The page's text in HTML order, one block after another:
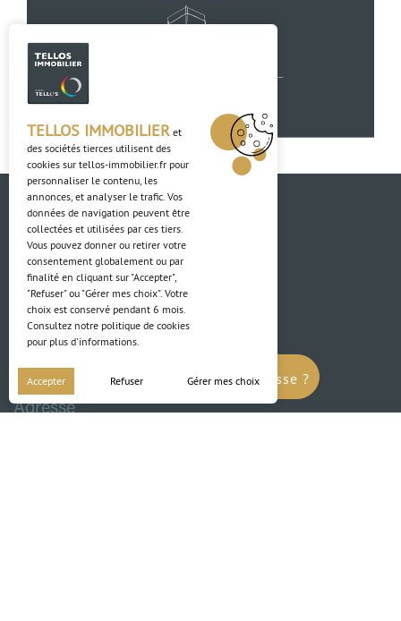
Ce lotissement vous intéresse ?
Contact
Adresse
TELLOS IMMOBILIER et
des sociétés tierces utilisent des
cookies sur tellos-immobilier.fr pour
personnaliser le contenu, les
annonces, et analyser le trafic. Vos
données de navigation peuvent être
collectées et utilisées par ces tiers.
Vous pouvez donner ou retirer votre
consentement globalement ou par
finalité en cliquant sur "Accepter",
"Refuser" ou "Gérer mes choix". Votre
choix est conservé pendant 6 mois.
Consultez notre politique de cookies
pour plus d'informations.
Accepter Refuser Gérer mes choix